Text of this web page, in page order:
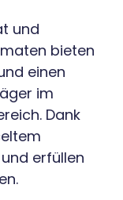
und
bieten
einen
im
Dank
erfüllen